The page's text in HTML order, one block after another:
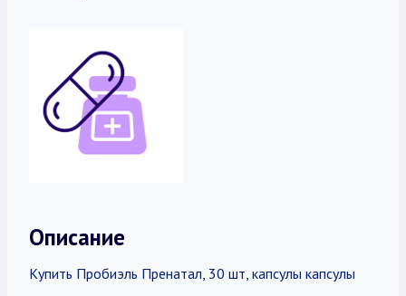
Описание
Купить Пробиэль Пренатал, 30 шт, капсулы капсулы